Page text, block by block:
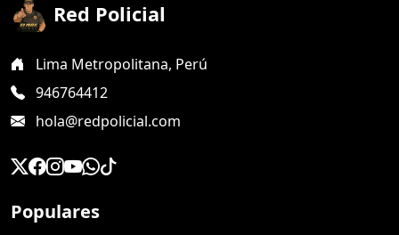
Red Policial
Lima Metropolitana, Perú
946764412
hola@redpolicial.com
Populares